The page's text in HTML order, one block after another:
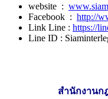
website :
Facebook : http://
Link Line : https://
Line ID :
สำนักงานก